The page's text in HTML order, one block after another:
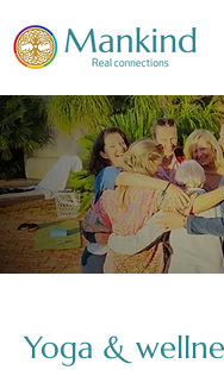
Yoga &